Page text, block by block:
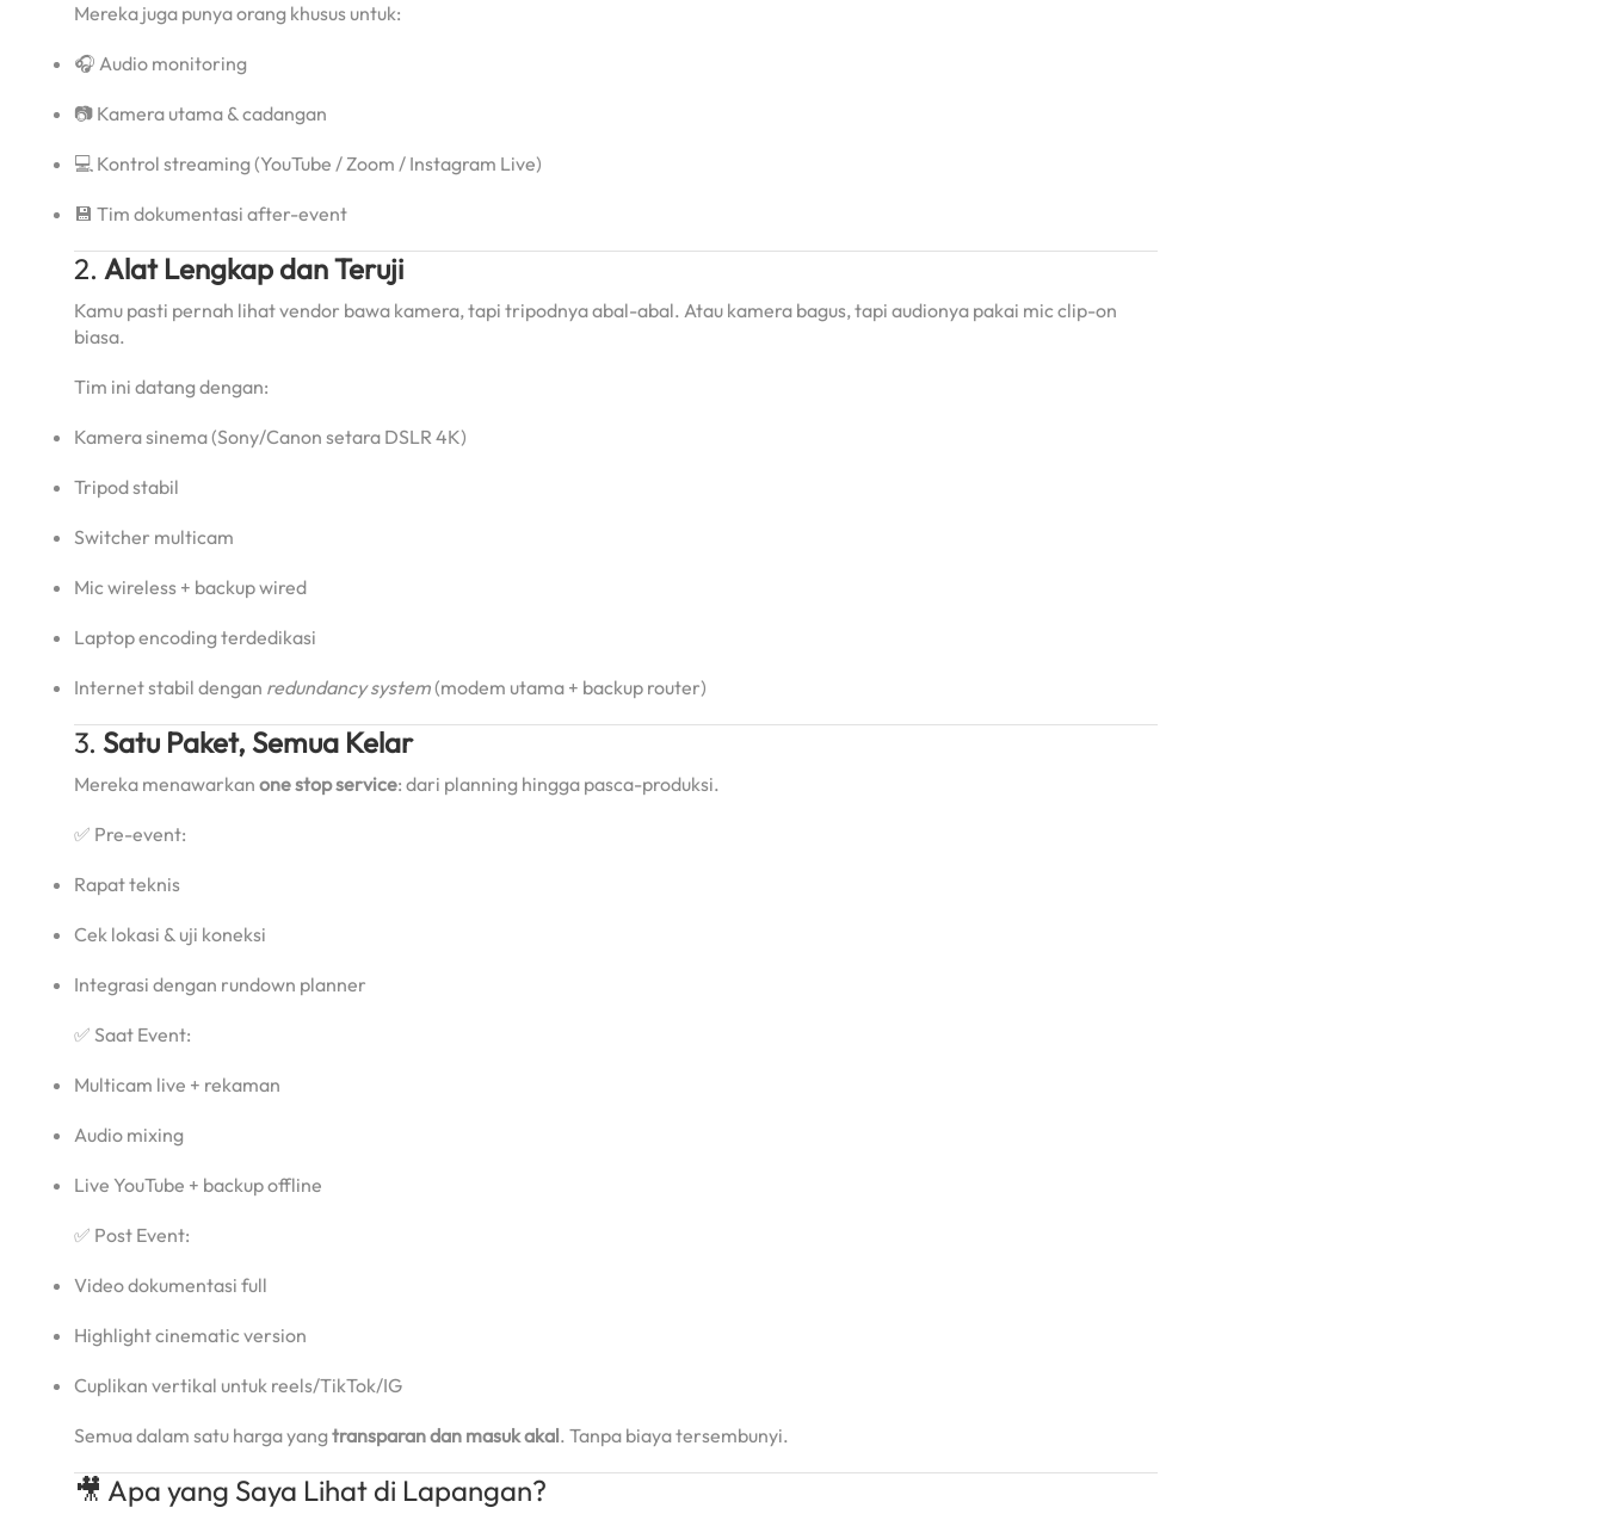
Mereka juga punya orang khusus untuk:
🎧 Audio monitoring
📷 Kamera utama & cadangan
💻 Kontrol streaming (YouTube / Zoom / Instagram Live)
💾 Tim dokumentasi after-event
2. Alat Lengkap dan Teruji
Kamu pasti pernah lihat vendor bawa kamera, tapi tripodnya abal-abal. Atau kamera bagus, tapi audionya pakai mic clip-on
biasa.
Tim ini datang dengan:
Kamera sinema (Sony/Canon setara DSLR 4K)
Tripod stabil
Switcher multicam
Mic wireless + backup wired
Laptop encoding terdedikasi
Internet stabil dengan redundancy system(modem utama + backup router)
3. Satu Paket, Semua Kelar
Mereka menawarkan one stop service: dari planning hingga pasca-produksi.
✅ Pre-event:
Rapat teknis
Cek lokasi & uji koneksi
Integrasi dengan rundown planner
✅ Saat Event:
Multicam live + rekaman
Audio mixing
Live YouTube + backup offline
✅ Post Event:
Video dokumentasi full
Highlight cinematic version
Cuplikan vertikal untuk reels/TikTok/IG
Semua dalam satu harga yangtransparan dan masuk akal. Tanpa biaya tersembunyi.
🎥 Apa yang Saya Lihat di Lapangan?